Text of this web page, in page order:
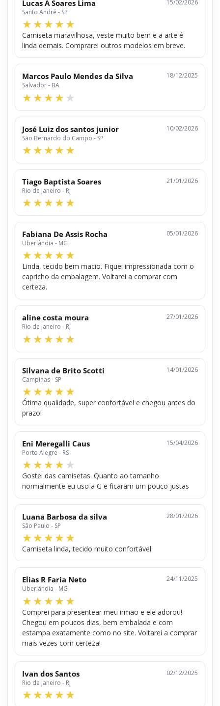
Lucas A Soares Lima
Santo André - SP
15/02/2026
Camiseta maravilhosa, veste muito bem e a arte é
linda demais. Comprarei outros modelos em breve.
Marcos Paulo Mendes da Silva
Salvador - BA
18/12/2025
José Luiz dos santos junior
São Bernardo do Campo - SP
10/02/2026
Tiago Baptista Soares
Rio de Janeiro - RJ
21/01/2026
Fabiana De Assis Rocha
Uberlândia - MG
05/01/2026
Linda, tecido bem macio. Fiquei impressionada com o
capricho da embalagem. Voltarei a comprar com
certeza.
aline costa moura
Rio de Janeiro - RJ
27/01/2026
Silvana de Brito Scotti
Campinas - SP
14/01/2026
Ótima qualidade, super confortável e chegou antes do
prazo!
Eni Meregalli Caus
Porto Alegre - RS
15/04/2026
Gostei das camisetas. Quanto ao tamanho
normalmente eu uso a G e ficaram um pouco justas
Luana Barbosa da silva
São Paulo - SP
28/01/2026
Camiseta linda, tecido muito confortável.
Elias R Faria Neto
Uberlândia - MG
24/11/2025
Comprei para presentear meu irmão e ele adorou!
Chegou em poucos dias, bem embalada e com
estampa exatamente como no site. Voltarei a comprar
mais vezes com certeza!
Ivan dos Santos
Rio de Janeiro - RJ
02/12/2025